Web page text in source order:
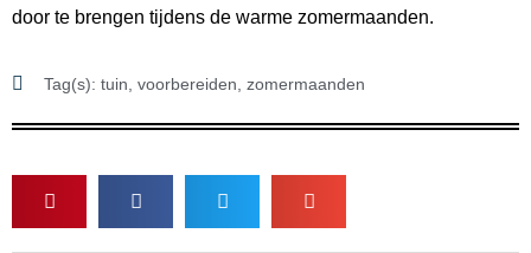
door te brengen tijdens de warme zomermaanden.
Tag(s): tuin voorbereiden zomermaanden